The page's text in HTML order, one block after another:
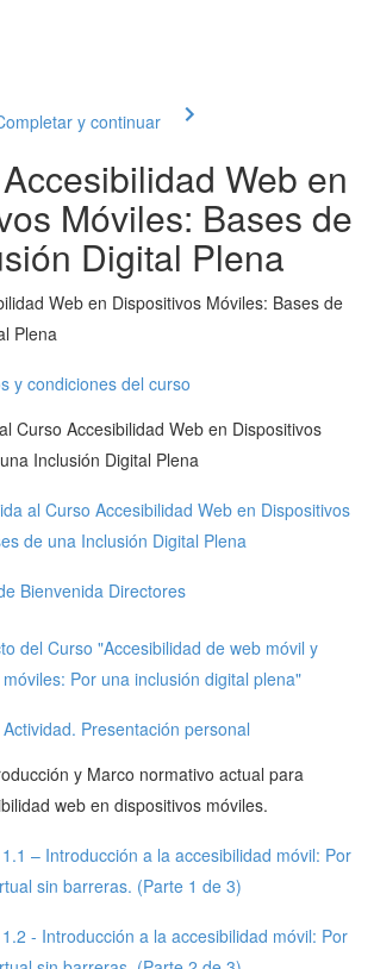
y continuar
Web en
Móviles: Bases de
Digital Plena
Web en Dispositivos Móviles: Bases de
Plena
y condiciones del curso
Curso Accesibilidad Web en Dispositivos
Inclusión Digital Plena
al Curso Accesibilidad Web en Dispositivos
de una Inclusión Digital Plena
Bienvenida Directores
del Curso "Accesibilidad de web móvil y
Por una inclusión digital plena"
Presentación personal
y Marco normativo actual para
web en dispositivos móviles.
– Introducción a la accesibilidad móvil: Por
sin barreras. (Parte 1 de 3)
- Introducción a la accesibilidad móvil: Por